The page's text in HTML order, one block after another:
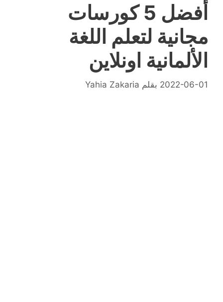
أفضل 5 كورسات
مجانية لتعلم اللغة
الألمانية اونلاين
2022-06-01 بقلم Yahia Zakaria